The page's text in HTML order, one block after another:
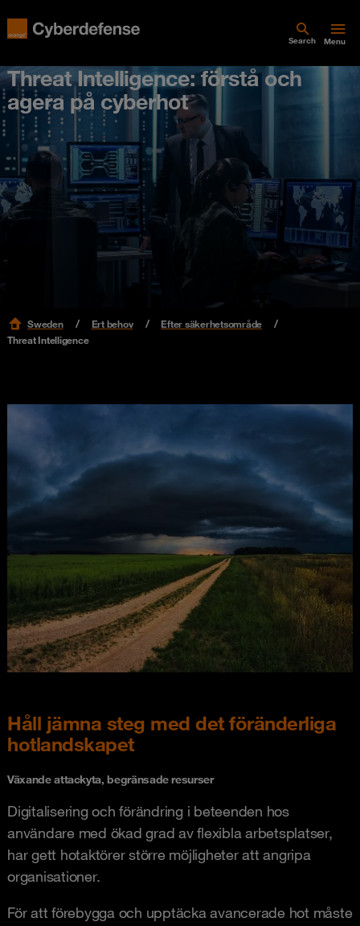
Search Menu
Threat Intelligence: förstå och
agera på cyberhot
Sweden Ert behov
Efter säkerhetsområde
Threat Intelligence
Håll jämna steg med det föränderliga
hotlandskapet
Växande attackyta, begränsade resurser
Digitalisering och förändring i beteenden hos
användare med ökad grad av flexibla arbetsplatser,
har gett hotaktörer större möjligheter att angripa
organisationer.
För att förebygga och upptäcka avancerade hot måste